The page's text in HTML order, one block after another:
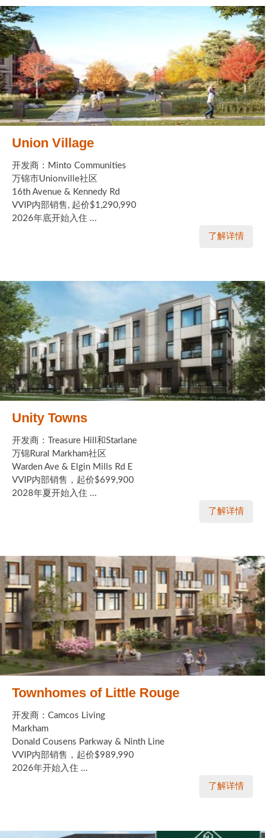
Union Village
开发商：Minto Communities
万锦市Unionville社区
16th Avenue & Kennedy Rd
VVIP内部销售, 起价$1,290,990
2026年底开始入住 ...
了解详情
Unity Towns
开发商：Treasure Hill和Starlane
万锦Rural Markham社区
Warden Ave & Elgin Mills Rd E
VVIP内部销售，起价$699,900
2028年夏开始入住 ...
了解详情
Townhomes of Little Rouge
开发商：Camcos Living
Markham
Donald Cousens Parkway & Ninth Line
VVIP内部销售，起价$989,990
2026年开始入住 ...
了解详情